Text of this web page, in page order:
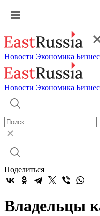
Новости Экономика Бизнес
Новости Экономика Бизнес
Поделиться
Владельцы